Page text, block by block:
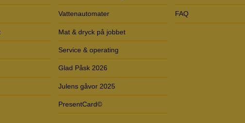
Vattenautomater
Mat & dryck på jobbet
Service & operating
Glad Påsk 2026
Julens gåvor 2025
PresentCard©
FAQ